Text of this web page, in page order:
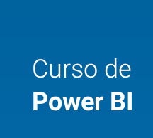
Curso de
Power BI